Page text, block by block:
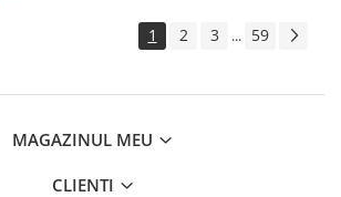
1 2 3 ... 59
MAGAZINUL MEU
CLIENTI